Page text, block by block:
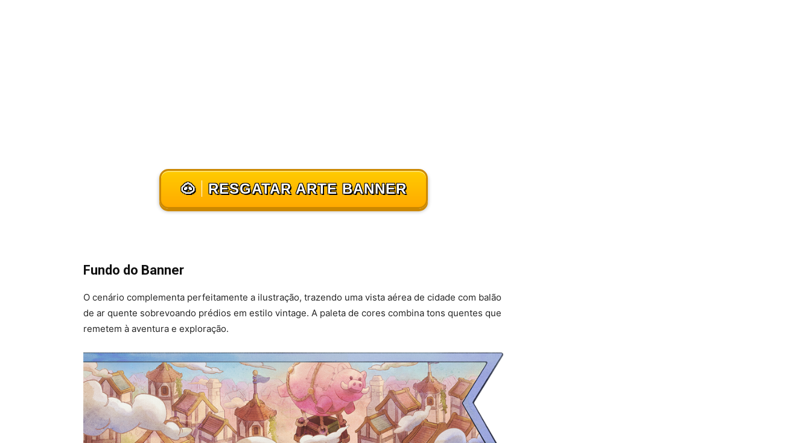
🐽 RESGATAR ARTE BANNER
Fundo do Banner
O cenário complementa perfeitamente a ilustração, trazendo uma vista aérea de cidade com balão
de ar quente sobrevoando prédios em estilo vintage. A paleta de cores combina tons quentes que
remetem à aventura e exploração.